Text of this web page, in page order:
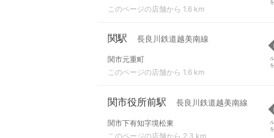
このページの店舗から 1.6 km
関駅 長良川鉄道越美南線
関市元重町
このページの店舗から 1.6 km
関市役所前駅 長良川鉄道越美南線
関市下有知字境松東
このページの店舗から 2.3 km